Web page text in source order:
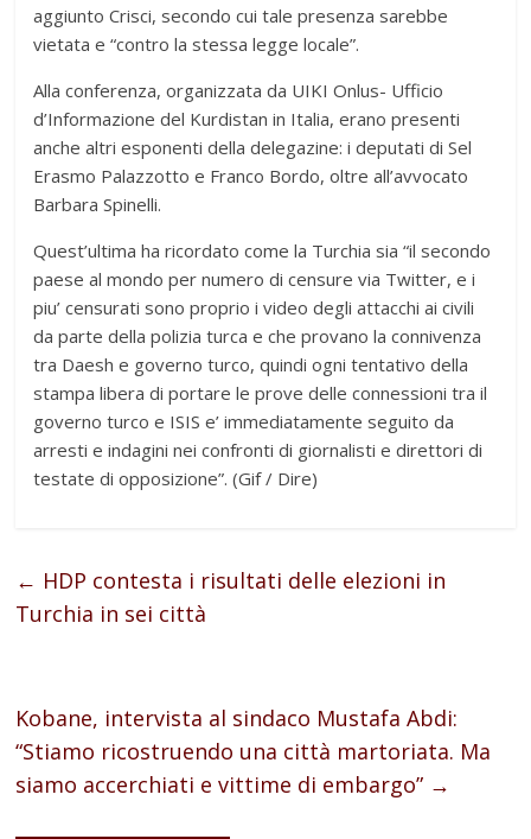
aggiunto Crisci, secondo cui tale presenza sarebbe
vietata e “contro la stessa legge locale”.
Alla conferenza, organizzata da UIKI Onlus- Ufficio
d’Informazione del Kurdistan in Italia, erano presenti
anche altri esponenti della delegazine: i deputati di Sel
Erasmo Palazzotto e Franco Bordo, oltre all’avvocato
Barbara Spinelli.
Quest’ultima ha ricordato come la Turchia sia “il secondo
paese al mondo per numero di censure via Twitter, e i
piu’ censurati sono proprio i video degli attacchi ai civili
da parte della polizia turca e che provano la connivenza
tra Daesh e governo turco, quindi ogni tentativo della
stampa libera di portare le prove delle connessioni tra il
governo turco e ISIS e’ immediatamente seguito da
arresti e indagini nei confronti di giornalisti e direttori di
testate di opposizione”. (Gif / Dire)
← HDP contesta i risultati delle elezioni in
Turchia in sei città
Kobane, intervista al sindaco Mustafa Abdi:
“Stiamo ricostruendo una città martoriata. Ma
siamo accerchiati e vittime di embargo” →